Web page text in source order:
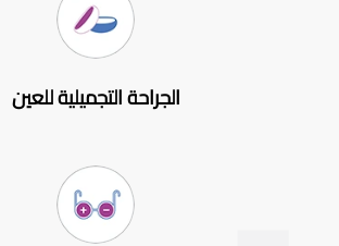
الجراحة التجميلية للعين